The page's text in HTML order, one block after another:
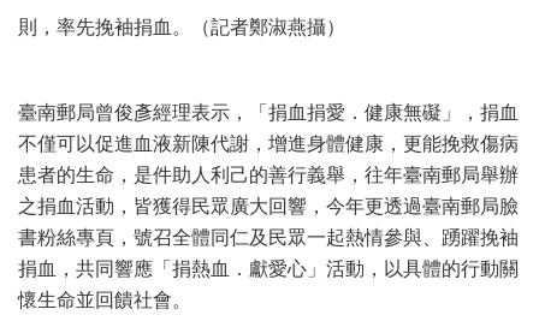
則，率先挽袖捐血。（記者鄭淑燕攝）
臺南郵局曾俊彥經理表示，「捐血捐愛．健康無礙」，捐血
不僅可以促進血液新陳代謝，增進身體健康，更能挽救傷病
患者的生命，是件助人利己的善行義舉，往年臺南郵局舉辦
之捐血活動，皆獲得民眾廣大回響，今年更透過臺南郵局臉
書粉絲專頁，號召全體同仁及民眾一起熱情參與、踴躍挽袖
捐血，共同響應「捐熱血．獻愛心」活動，以具體的行動關
懷生命並回饋社會。